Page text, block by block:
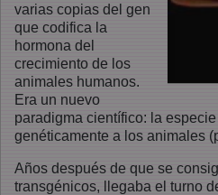
varias copias del gen
que codifica la
hormona del
crecimiento de los
animales humanos.
Era un nuevo
paradigma científico: la
genéticamente a los animales
Años después de que se
transgénicos, llegaba el turno